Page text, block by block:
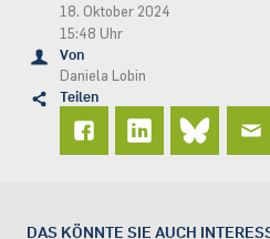
18. Oktober 2024
15:48 Uhr
Von
Daniela Lobin
Teilen
DAS KÖNNTE SIE AUCH